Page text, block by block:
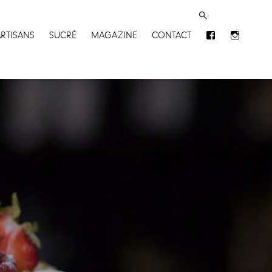
SUCRÉ MAGAZINE CONTACT